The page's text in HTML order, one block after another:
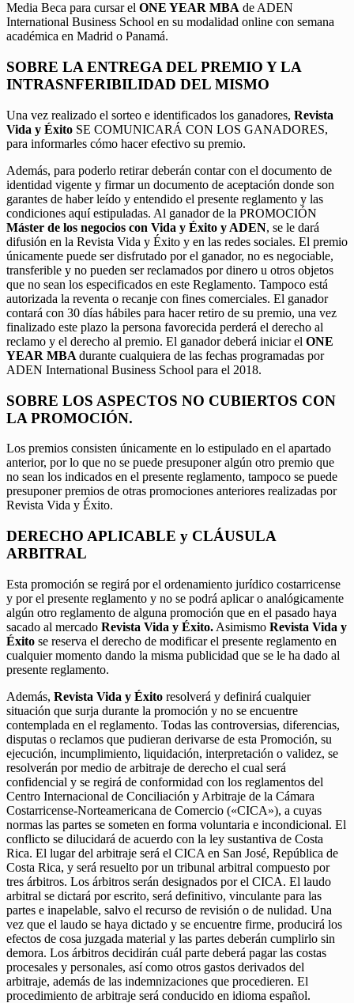
Media Beca para cursar el ONE YEAR MBA de ADEN
International Business School en su modalidad online con semana
académica en Madrid o Panamá.
SOBRE LA ENTREGA DEL PREMIO Y LA
INTRASNFERIBILIDAD DEL MISMO
Una vez realizado el sorteo e identificados los ganadores, Revista
Vida y Éxito SE COMUNICARÁ CON LOS GANADORES,
para informarles cómo hacer efectivo su premio.
Además, para poderlo retirar deberán contar con el documento de
identidad vigente y firmar un documento de aceptación donde son
garantes de haber leído y entendido el presente reglamento y las
condiciones aquí estipuladas. Al ganador de la PROMOCIÓN
Máster de los negocios con Vida y Éxito y ADEN, se le dará
difusión en la Revista Vida y Éxito y en las redes sociales. El premio
únicamente puede ser disfrutado por el ganador, no es negociable,
transferible y no pueden ser reclamados por dinero u otros objetos
que no sean los especificados en este Reglamento. Tampoco está
autorizada la reventa o recanje con fines comerciales. El ganador
contará con 30 días hábiles para hacer retiro de su premio, una vez
finalizado este plazo la persona favorecida perderá el derecho al
reclamo y el derecho al premio. El ganador deberá iniciar el ONE
YEAR MBA durante cualquiera de las fechas programadas por
ADEN International Business School para el 2018.
SOBRE LOS ASPECTOS NO CUBIERTOS CON
LA PROMOCIÓN.
Los premios consisten únicamente en lo estipulado en el apartado
anterior, por lo que no se puede presuponer algún otro premio que
no sean los indicados en el presente reglamento, tampoco se puede
presuponer premios de otras promociones anteriores realizadas por
Revista Vida y Éxito.
DERECHO APLICABLE y CLÁUSULA
ARBITRAL
Esta promoción se regirá por el ordenamiento jurídico costarricense
y por el presente reglamento y no se podrá aplicar o analógicamente
algún otro reglamento de alguna promoción que en el pasado haya
sacado al mercado Revista Vida y Éxito. Asimismo Revista Vida y
Éxito se reserva el derecho de modificar el presente reglamento en
cualquier momento dando la misma publicidad que se le ha dado al
presente reglamento.
Además, Revista Vida y Éxito resolverá y definirá cualquier
situación que surja durante la promoción y no se encuentre
contemplada en el reglamento. Todas las controversias, diferencias,
disputas o reclamos que pudieran derivarse de esta Promoción, su
ejecución, incumplimiento, liquidación, interpretación o validez, se
resolverán por medio de arbitraje de derecho el cual será
confidencial y se regirá de conformidad con los reglamentos del
Centro Internacional de Conciliación y Arbitraje de la Cámara
Costarricense-Norteamericana de Comercio («CICA»), a cuyas
normas las partes se someten en forma voluntaria e incondicional. El
conflicto se dilucidará de acuerdo con la ley sustantiva de Costa
Rica. El lugar del arbitraje será el CICA en San José, República de
Costa Rica, y será resuelto por un tribunal arbitral compuesto por
tres árbitros. Los árbitros serán designados por el CICA. El laudo
arbitral se dictará por escrito, será definitivo, vinculante para las
partes e inapelable, salvo el recurso de revisión o de nulidad. Una
vez que el laudo se haya dictado y se encuentre firme, producirá los
efectos de cosa juzgada material y las partes deberán cumplirlo sin
demora. Los árbitros decidirán cuál parte deberá pagar las costas
procesales y personales, así como otros gastos derivados del
arbitraje, además de las indemnizaciones que procedieren. El
procedimiento de arbitraje será conducido en idioma español.